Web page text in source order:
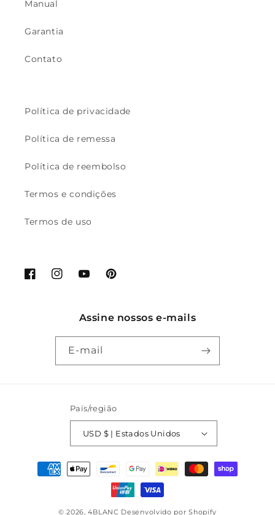
Manual
Garantia
Contato
Política de privacidade
Política de remessa
Política de reembolso
Termos e condições
Termos de uso
FacebookInstagramYouTubePinterest
Assine nossos e-mails
E-mail
País/região
USD $ | Estados Unidos
Métodos
© 2026,4BLANC Desenvolvido por Shopify